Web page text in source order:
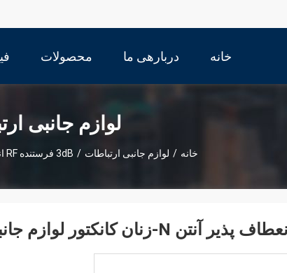
خانه دربارهی ما محصولات
لوازم جانبی
خانه / لوازم جانبی ارتباطات / 3dB فرستنده RF انعطاف پذیر آنتن N-زنان کانکتور لوازم جانبی ارتباطات